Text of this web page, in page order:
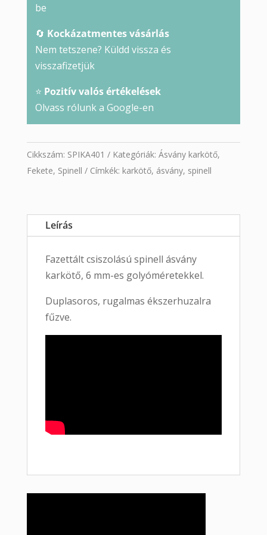
be
🔄 Kockázatmentes vásárlás
Nem tetszene? Küldd vissza és
visszafizetjük
⭐ Pozitív valós értékelések
Olvass rólunk a Google-en
Cikkszám: SPIKA401 Kategóriák: Ásvány karkötő,
Fekete, Spinell Címkék: karkötő, ásvány, spinell
Leírás
Fazettált csiszolású spinell ásvány
karkötő, 6 mm-es golyóméretekkel.
Duplasoros, rugalmas ékszerhuzalra
fűzve.